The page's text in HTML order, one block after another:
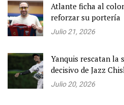
Atlante ficha al
reforzar su portería
Julio 21, 2026
Yanquis rescatan la
decisivo de Jazz
Julio 20, 2026